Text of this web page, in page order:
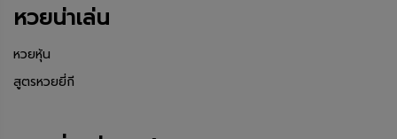
หวยน่าเล่น
หวยหุ้น
สูตรหวยยี่กี